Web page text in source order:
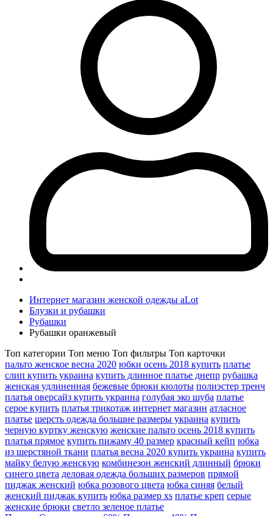
Интернет магазин женской одежды aLot
Блузки и рубашки
Рубашки
Рубашки оранжевый
Топ категории Топ меню Топ фильтры Топ карточки
пальто женское весна 2020 юбки осень 2018 купить платье
слип купить украина купить длинное платье днепр рубашка
женская удлиненная бежевые брюки кюлоты полиэстер тренч
платья оверсайз купить украина голубая эко шуба платье
серое купить платья трикотаж интернет магазин атласное
платье шерсть одежда большие размеры украина купить
черную куртку женскую женские пальто осень 2018 купить
платья прямое купить пижаму 40 размер красный кейп юбка
из шерстяной ткани платья весна 2020 купить украина купить
майку белую женскую комбинезон женский длинный брюки
синего цвета деловая одежда больших размеров прямой
пиджак женский юбка розового цвета юбка синяя белый
женский пиджак купить юбка размер xs платье креп серые
женские брюки светло зеленое платье